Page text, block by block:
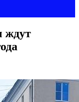
ждут